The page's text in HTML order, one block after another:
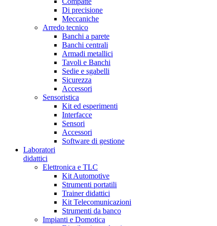
Di precisione
Meccaniche
Arredo tecnico
Banchi a parete
Banchi centrali
Armadi metallici
Tavoli e Banchi
Sedie e sgabelli
Sicurezza
Accessori
Sensoristica
Kit ed esperimenti
Interfacce
Sensori
Accessori
Software di gestione
Laboratori
didattici
Elettronica e TLC
Kit Automotive
Strumenti portatili
Trainer didattici
Kit Telecomunicazioni
Strumenti da banco
Impianti e Domotica